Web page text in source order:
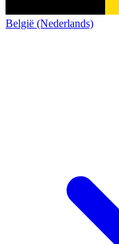
België (Nederlands)